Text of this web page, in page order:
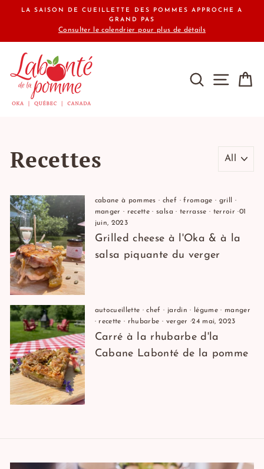
Passer
LA SAISON DE CUEILLETTE DES POMMES APPROCHE A
GRAND PAS
Consulter le calendrier pour plus de détails
Recettes
cabane à pommes · chef ·fromage · grill
·
manger · recette ·salsa · terrasse · terroir ·01
juin, 2023
Grilled cheese à l'Oka & à la
salsa piquante du verger
autocueillette ·chef · jardin · légume· manger
· recette · rhubarbe · verger ·24 mai, 2023
Carré à la rhubarbe d'la
Cabane Labonté de la pomme